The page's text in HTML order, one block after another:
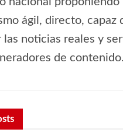
ágil, directo, capaz
noticias reales y
de contenido.